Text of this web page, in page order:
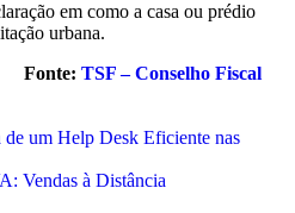
em como a casa ou prédio
urbana.
Fonte: TSF – Conselho Fiscal
um Help Desk Eficiente nas
Vendas à Distância